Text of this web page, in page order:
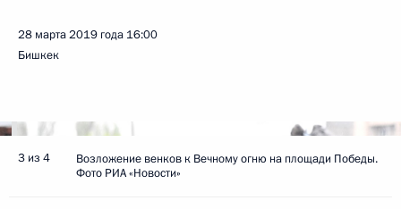
28 марта 2019 года 16:00
Бишкек
3 из 4
Возложение венков к Вечному огню на площади Победы.
Фото РИА «Новости»